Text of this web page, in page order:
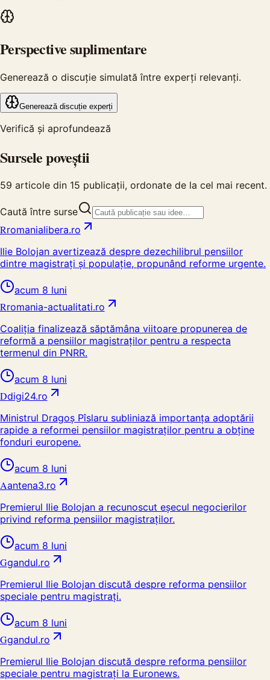
Perspective suplimentare
Generează o discuție simulată între experți relevanți.
Generează discuție experți
Verifică și aprofundează
Sursele poveștii
59 articole din 15 publicații, ordonate de la cel mai recent.
Caută între surse
Rromanialibera.ro
Ilie Bolojan avertizează despre dezechilibrul pensiilor
dintre magistrați și populație, propunând reforme urgente.
acum 8 luni
Rromania-actualitati.ro
Coaliția finalizează săptămâna viitoare propunerea de
reformă a pensiilor magistraților pentru a respecta
termenul din PNRR.
acum 8 luni
Ddigi24.ro
Ministrul Dragoş Pîslaru subliniază importanța adoptării
rapide a reformei pensiilor magistraților pentru a obține
fonduri europene.
acum 8 luni
Aantena3.ro
Premierul Ilie Bolojan a recunoscut eșecul negocierilor
privind reforma pensiilor magistraților.
acum 8 luni
Ggandul.ro
Premierul Ilie Bolojan discută despre reforma pensiilor
speciale pentru magistrați.
acum 8 luni
Ggandul.ro
Premierul Ilie Bolojan discută despre reforma pensiilor
speciale pentru magistrați la Euronews.